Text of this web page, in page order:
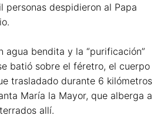
personas despidieron al Papa
agua bendita y la “purificación”
batió sobre el féretro, el cuerpo
trasladado durante 6 kilómetros
María la Mayor, que alberga a
allí.